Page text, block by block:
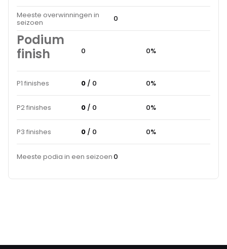
Meeste overwinningen in
seizoen 0
Podium
finish
0 0%
P1 finishes 0 / 0 0%
P2 finishes 0 / 0 0%
P3 finishes 0 / 0 0%
Meeste podia in een seizoen 0